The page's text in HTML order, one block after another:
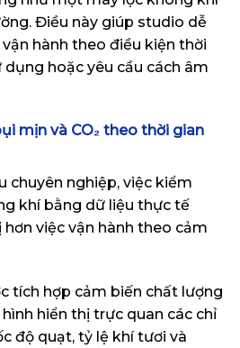
Điều này giúp studio dễ
hành theo điều kiện thời
hoặc yêu cầu cách âm
mịn và CO₂ theo thời gian
chuyên nghiệp, việc kiểm
khí bằng dữ liệu thực tế
việc vận hành theo cảm
tích hợp cảm biến chất lượng
hiển thị trực quan các chỉ
độ quạt, tỷ lệ khí tươi và